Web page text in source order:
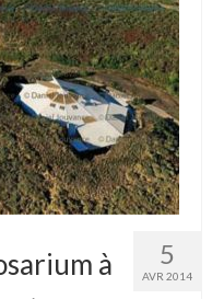
5
AVR 2014
à